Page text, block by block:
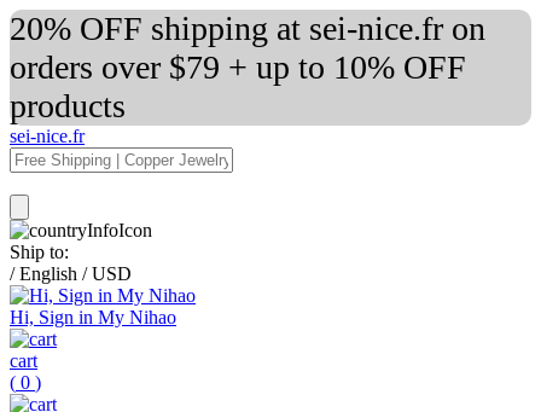
20% OFF shipping at sei-nice.fr on
orders over $79 + up to 10% OFF
products
sei-nice.fr
Ship to:
/ English / USD
Hi, Sign in My Nihao
cart
( 0 )